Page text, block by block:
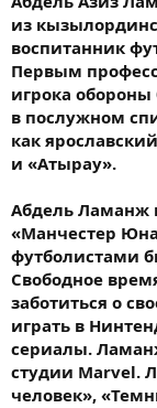
из
воспитанник
Первым
игрока
в послужном
как
и «Атырау».⠀
Абдель Ламанж
«Манчестер
футболистами
Свободное
заботиться о
играть в
сериалы.
студии
человек»,